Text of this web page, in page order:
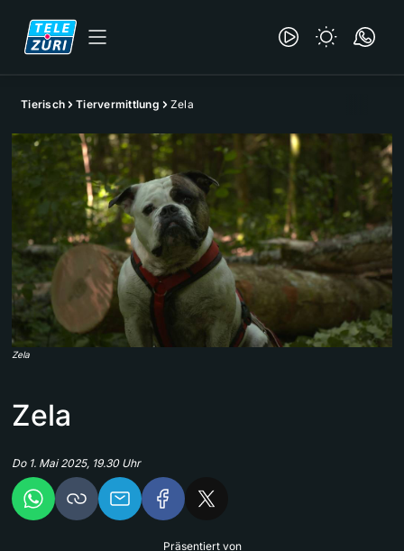
Tierisch Tiervermittlung Zela
Zela
Zela
Do 1. Mai 2025, 19.30 Uhr
Präsentiert von